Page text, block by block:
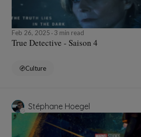
Feb 26, 2025 3 min read
True Detective - Saison 4
Culture
Stéphane Hoegel